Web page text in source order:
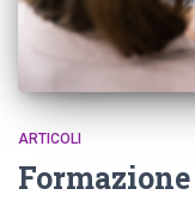
ARTICOLI